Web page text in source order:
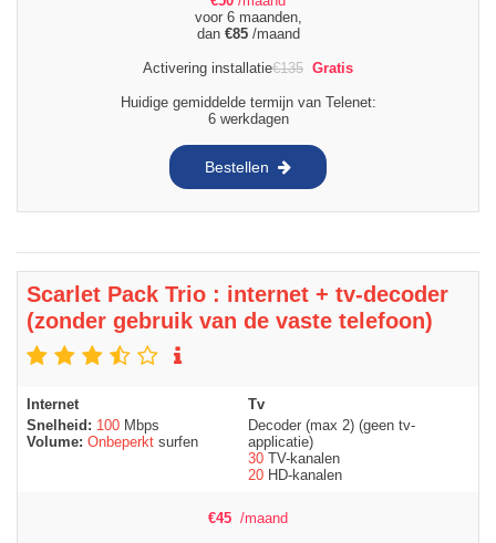
voor 6 maanden,
dan €85/maand
Activering installatie€135 Gratis
Huidige gemiddelde termijn van Telenet:
6 werkdagen
Bestellen
Scarlet Pack Trio : internet + tv-decoder
(zonder gebruik van de vaste telefoon)
Internet
Snelheid: 100 Mbps
Volume: Onbeperkt surfen
Tv
Decoder (max 2) (geen tv-
applicatie)
30 TV-kanalen
20 HD-kanalen
€45 /maand